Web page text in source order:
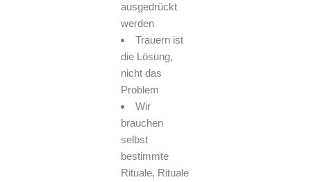
ausgedrückt
werden
Trauern ist
die Lösung,
nicht das
Problem
Wir
brauchen
selbst
bestimmte
Rituale, Rituale